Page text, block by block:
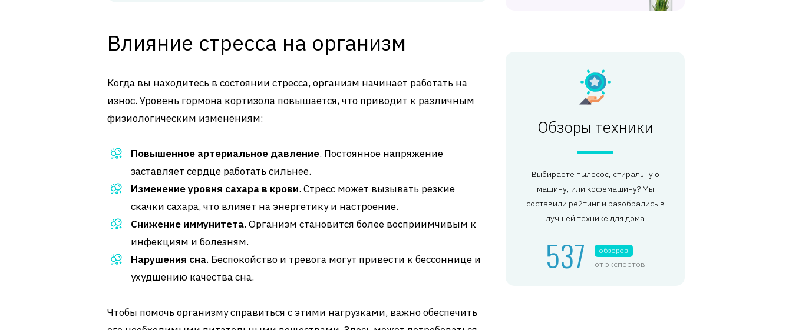
Влияние стресса на организм
Когда вы находитесь в состоянии стресса, организм начинает работать на
износ. Уровень гормона кортизола повышается, что приводит к различным
физиологическим изменениям:
Повышенное артериальное давление. Постоянное напряжение
заставляет сердце работать сильнее.
Изменение уровня сахара в крови. Стресс может вызывать резкие
скачки сахара, что влияет на энергетику и настроение.
Снижение иммунитета. Организм становится более восприимчивым к
инфекциям и болезням.
Нарушения сна. Беспокойство и тревога могут привести к бессоннице и
ухудшению качества сна.
Чтобы помочь организму справиться с этими нагрузками, важно обеспечить
Обзоры техники
Выбираете пылесос, стиральную
машину, или кофемашину? Мы
составили рейтинг и разобрались в
лучшей технике для дома
537 обзоров
от экспертов